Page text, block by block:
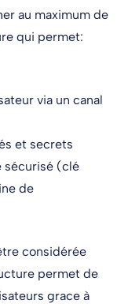
au maximum de
qui permet:
via un canal
et secrets
sécurisé (clé
de
considérée
permet de
grace à